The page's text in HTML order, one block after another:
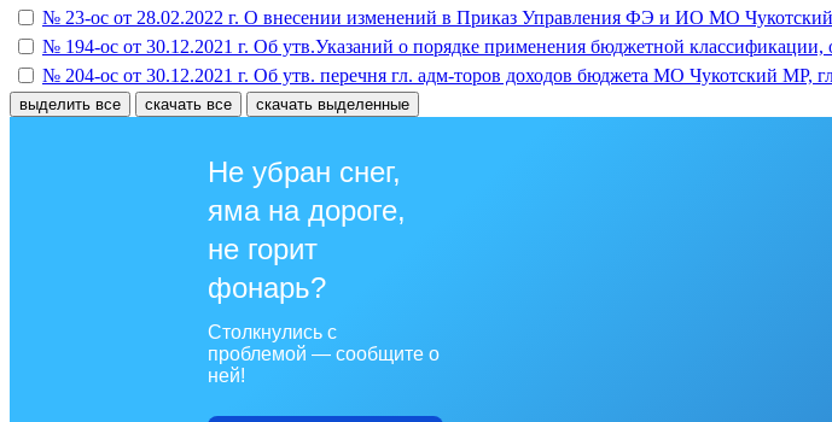
№ 23-ос от 28.02.2022 г. О внесении изменений в Приказ Управления ФЭ и ИО МО
№ 194-ос от 30.12.2021 г. Об утв.Указаний о порядке применения бюджетной
№ 204-ос от 30.12.2021 г. Об утв. перечня гл. адм-торов доходов бюджета МО Чукотский МР,
выделить все скачать все скачать выделенные
Не убран снег,
яма на дороге,
не горит
фонарь?
Столкнулись с
проблемой — сообщите о
ней!